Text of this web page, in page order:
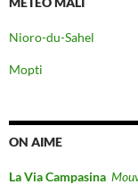
Nioro-du-Sahel
Mopti
ON AIME
La Via Campasina